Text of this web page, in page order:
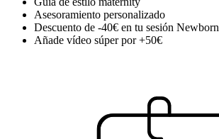
Asesoramiento personalizado
Descuento de -40€ en tu sesión Newborn
Añade vídeo súper por +50€